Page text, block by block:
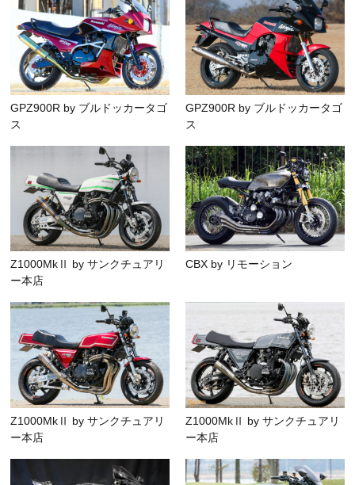
GPZ900R by ブルドッカータゴ
ス
GPZ900R by ブルドッカータゴ
ス
Z1000MkⅡ by サンクチュアリ
ー本店
CBX by リモーション
Z1000MkⅡ by サンクチュアリ
ー本店
Z1000MkⅡ by サンクチュアリ
ー本店